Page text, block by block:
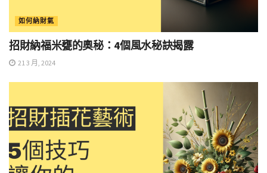
如何納財氣
招財納福米甕的奧秘：4個風水秘訣揭露
21 3 月, 2024